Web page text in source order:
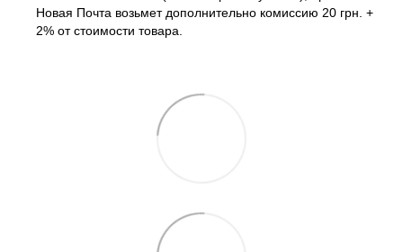
Новая Почта возьмет дополнительно комиссию 20 грн. +
2% от стоимости товара.